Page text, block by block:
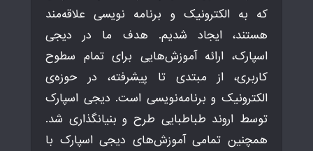
که به الکترونیک و برنامه نویسی علاقه‌مند
هستند، ایجاد شدیم. هدف ما در دیجی
اسپارک، ارائه آموزش‌هایی برای تمام سطوح
کاربری، از مبتدی تا پیشرفته، در حوزه‌ی
الکترونیک و برنامه‌نویسی است. دیجی اسپارک
توسط اروند طباطبایی طرح و بنیانگذاری شد.
همچنین تمامی آموزش‌های دیجی اسپارک با